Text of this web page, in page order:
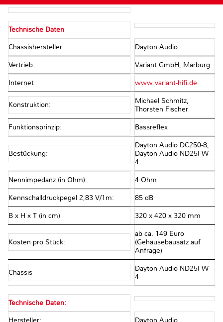
Technische Daten
Chassishersteller : Dayton Audio
Vertrieb: Variant GmbH, Marburg
Internet www.variant-hifi.de
Konstruktion:
Michael Schmitz,
Thorsten Fischer
Funktionsprinzip: Bassreflex
Bestückung:
Dayton Audio DC250-8,
Dayton Audio ND25FW-
4
Nennimpedanz (in Ohm): 4 Ohm
Kennschalldruckpegel 2,83 V/1m: 85 dB
B x H x T (in cm) 320 x 420 x 320 mm
Kosten pro Stück:
ab ca. 149 Euro
(Gehäusebausatz auf
Anfrage)
Chassis
Dayton Audio ND25FW-
4
Technische Daten:
Hersteller: Dayton Audio